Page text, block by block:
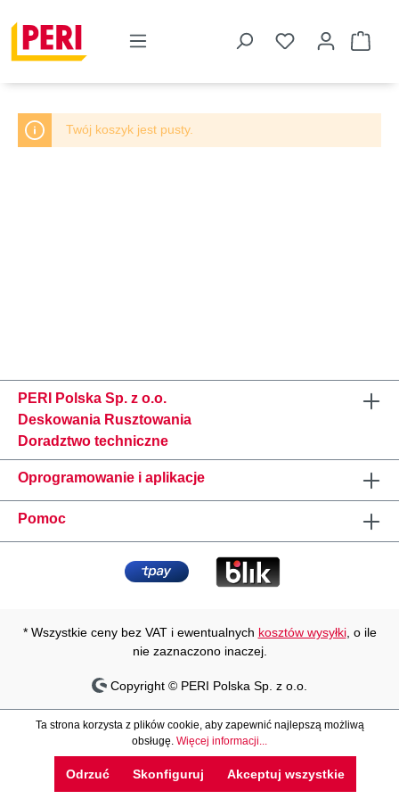
Twój koszyk jest pusty.
PERI Polska Sp. z o.o.
Deskowania Rusztowania
Doradztwo techniczne
Oprogramowanie i aplikacje
Pomoc
* Wszystkie ceny bez VAT i ewentualnych kosztów wysyłki, o ile
nie zaznaczono inaczej.
Copyright © PERI Polska Sp. z o.o.
Ta strona korzysta z plików cookie, aby zapewnić najlepszą możliwą
obsługę. Więcej informacji...
Odrzuć Skonfiguruj Akceptuj wszystkie